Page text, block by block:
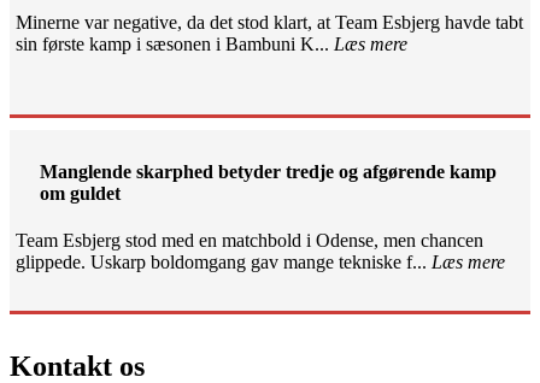
Minerne var negative, da det stod klart, at Team Esbjerg havde tabt
sin første kamp i sæsonen i Bambuni K... Læs mere
Manglende skarphed betyder tredje og afgørende kamp
om guldet
Team Esbjerg stod med en matchbold i Odense, men chancen
glippede. Uskarp boldomgang gav mange tekniske f... Læs mere
Kontakt os